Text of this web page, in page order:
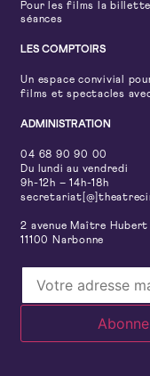
Pour les films la
séances
LES COMPTOIRS
Un espace convivial
films et spectacles
ADMINISTRATION
04 68 90 90 00
Du lundi au vendredi
9h-12h – 14h-18h
2 avenue Maître Hubert
11100 Narbonne